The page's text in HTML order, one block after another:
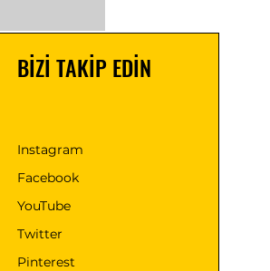
BİZİ TAKİP EDİN
Instagram
Facebook
YouTube
Twitter
Pinterest